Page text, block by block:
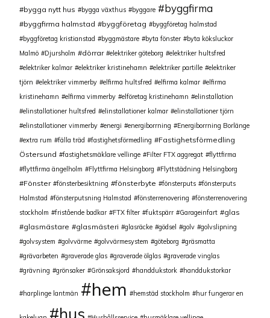
bygga nytt hus bygga växthus byggare byggfirma
byggfirma halmstad byggföretag
byggföretag halmstad
byggföretag kristianstad
byggmästare byta fönster
byta köksluckor
Malmö
Djursholm dörrar elektriker göteborg
elektriker hultsfred
elektriker kalmar
elektriker kristinehamn elektriker partille
elektriker
tjörn
elektriker vimmerby elfirma hultsfred elfirma kalmar
elfirma
kristinehamn
elfirma vimmerby elföretag kristinehamn
elinstallation
elinstallationer hultsfred
elinstallationer kalmar
elinstallationer tjörn
elinstallationer vimmerby
energi energiborrning
Energiborrning Borlänge
extra rum
fälla träd fastighetsförmedling
Fastighetsförmedling
Östersund
fastighetsmäklare vellinge Filter FTX aggregat
flyttfirma
flyttfirma ängelholm
Flyttfirma Helsingborg Flyttstädning Helsingborg
Fönster fönsterbesiktning fönsterbyte fönsterputs
fönsterputs
Halmstad
fönsterputsning Halmstad fönsterrenovering
fönsterrenovering
stockholm
fristående badkar FTX filter fuktspärr Garageinfart
glas
glasmästare
glasmästeri glasräcke gödsel golv
golvslipning
golvsystem
golvvärme golvvärmesystem göteborg
gräsmatta
grävarbeten
graverade glas graverade ölglas
graverade vinglas
grävning
grönsaker Grönsaksjord handdukstork handdukstorkar
harplinge lantmän hem hemstäd stockholm hur fungerar en
hus